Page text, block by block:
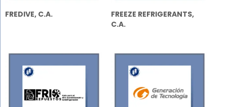
FREDIVE, C.A.
FREEZE REFRIGERANTS,
C.A.